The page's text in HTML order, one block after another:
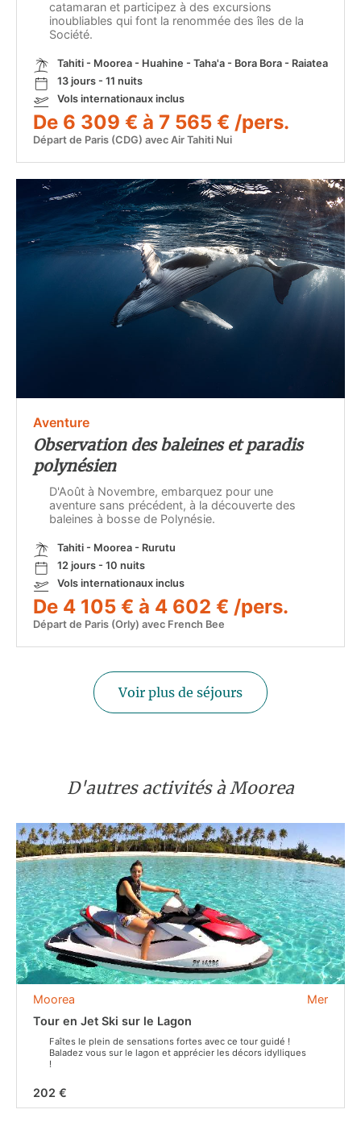
catamaran et participez à des excursions
inoubliables qui font la renommée des îles de la
Société.
Tahiti - Moorea - Huahine - Taha'a - Bora Bora - Raiatea
13 jours - 11 nuits
Vols internationaux inclus
De 6 309 € à 7 565 € /pers.
Départ de Paris (CDG) avec Air Tahiti Nui
Aventure
Observation des baleines et paradis
polynésien
D'Août à Novembre, embarquez pour une
aventure sans précédent, à la découverte des
baleines à bosse de Polynésie.
Tahiti - Moorea - Rurutu
12 jours - 10 nuits
Vols internationaux inclus
De 4 105 € à 4 602 € /pers.
Départ de Paris (Orly) avec French Bee
Voir plus de séjours
D'autres activités à Moorea
Mer
Moorea
Tour en Jet Ski sur le Lagon
Faîtes le plein de sensations fortes avec ce tour guidé !
Baladez vous sur le lagon et apprécier les décors idylliques
!
202 €